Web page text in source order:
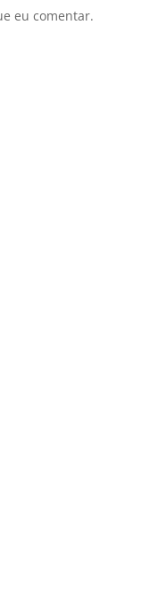
eu comentar.